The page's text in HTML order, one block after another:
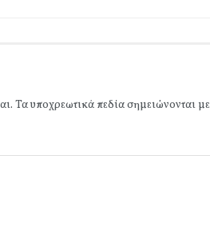
Τα υποχρεωτικά πεδία σημειώνονται με